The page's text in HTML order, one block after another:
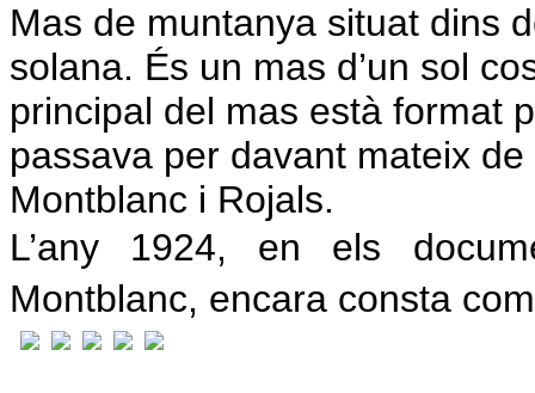
Mas de muntanya situat dins
solana. És un mas d’un sol
principal del mas està format
passava per davant mateix
Montblanc i Rojals.
L’any 1924, en els
Montblanc, encara consta